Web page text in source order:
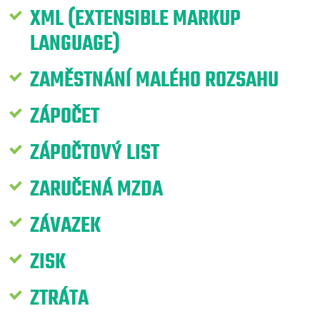
XML (EXTENSIBLE MARKUP
LANGUAGE)
ZAMĚSTNÁNÍ MALÉHO ROZSAHU
ZÁPOČET
ZÁPOČTOVÝ LIST
ZARUČENÁ MZDA
ZÁVAZEK
ZISK
ZTRÁTA